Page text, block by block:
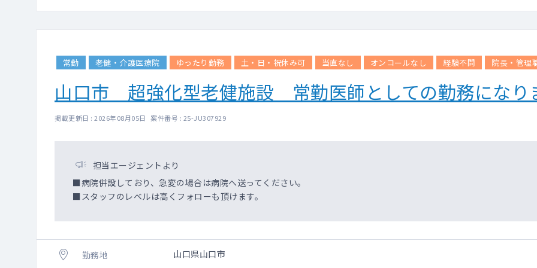
常勤 老健・介護医療院 ゆったり勤務 土・日・祝休み可 当直なし オンコールなし 経験不問 院長・管理
山口市 超強化型老健施設 常勤医師としての勤務になり
掲載更新日 : 2026年08月05日 案件番号 : 25-JU307929
担当エージェントより
■病院併設しており、急変の場合は病院へ送ってください。
■スタッフのレベルは高くフォローも頂けます。
勤務地 山口県山口市